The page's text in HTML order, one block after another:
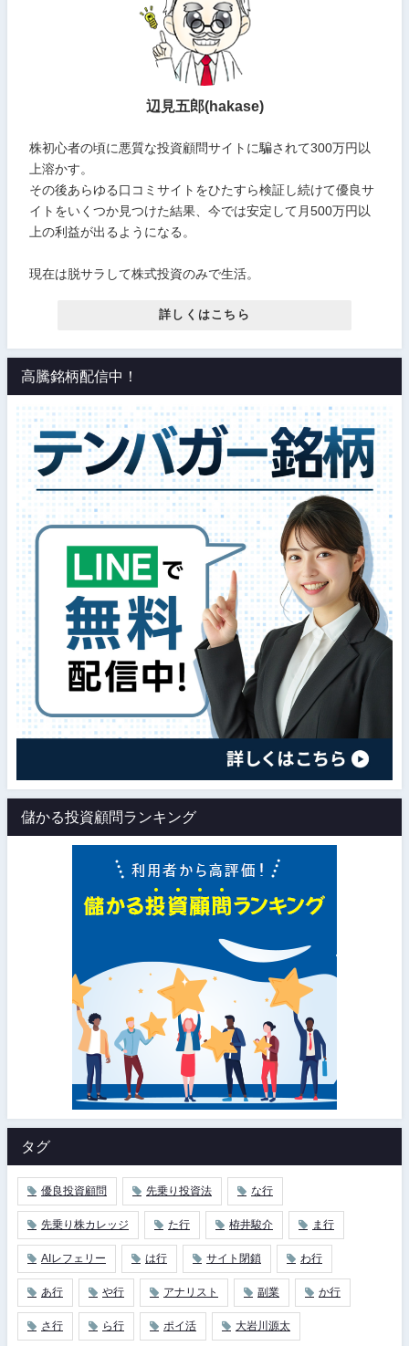
辺見五郎(hakase)
株初心者の頃に悪質な投資顧問サイトに騙されて300万円以
上溶かす。
その後あらゆる口コミサイトをひたすら検証し続けて優良サ
イトをいくつか見つけた結果、今では安定して月500万円以
上の利益が出るようになる。
現在は脱サラして株式投資のみで生活。
詳しくはこちら
高騰銘柄配信中！
儲かる投資顧問ランキング
タグ
優良投資顧問 先乗り投資法 な行
先乗り株カレッジ た行 栫井駿介 ま行
AIレフェリー は行 サイト閉鎖 わ行
あ行 や行 アナリスト 副業 か行
さ行 ら行 ポイ活 大岩川源太